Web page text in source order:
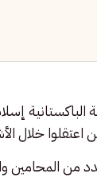
من المحامين